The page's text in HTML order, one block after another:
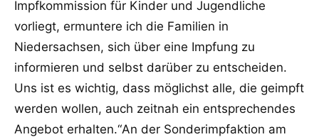
Impfkommission für Kinder und Jugendliche
vorliegt, ermuntere ich die Familien in
Niedersachsen, sich über eine Impfung zu
informieren und selbst darüber zu entscheiden.
Uns ist es wichtig, dass möglichst alle, die geimpft
werden wollen, auch zeitnah ein entsprechendes
Angebot erhalten.“An der Sonderimpfaktion am